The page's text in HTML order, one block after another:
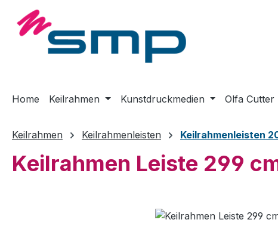
Hauptinhalt springen
Zur Suche springen
Zur Hauptnavigation springen
Home Keilrahmen Kunstdruckmedien Olfa Cutter
Keilrahmen Keilrahmenleisten Keilrahmenleisten
Keilrahmen Leiste 299